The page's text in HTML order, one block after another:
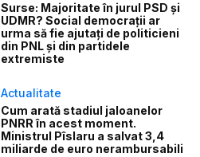
Surse: Majoritate în jurul PSD și
UDMR? Social democrații ar
urma să fie ajutați de politicieni
din PNL și din partidele
extremiste
Actualitate
Cum arată stadiul jaloanelor
PNRR în acest moment.
Ministrul Pîslaru a salvat 3,4
miliarde de euro nerambursabili